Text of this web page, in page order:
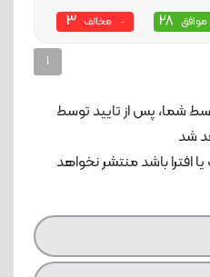
موافق 28 مخالف 3
1
شما، پس از تایید توسط
شد
افترا باشد منتشر نخواهد